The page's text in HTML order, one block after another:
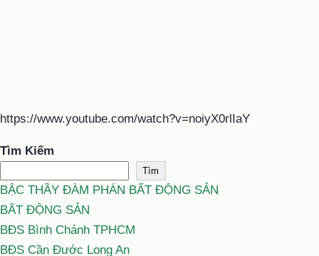
https://www.youtube.com/watch?v=noiyX0rlIaY
Tìm Kiếm
Tìm
BẬC THẦY ĐÀM PHÁN BẤT ĐỘNG SẢN
BẤT ĐỘNG SẢN
BĐS Bình Chánh TPHCM
BĐS Cần Đước Long An